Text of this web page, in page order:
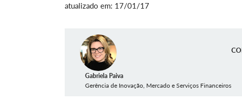
atualizado em: 17/01/17
Gabriela Paiva
Gerência de Inovação, Mercado e Serviços Financeiros